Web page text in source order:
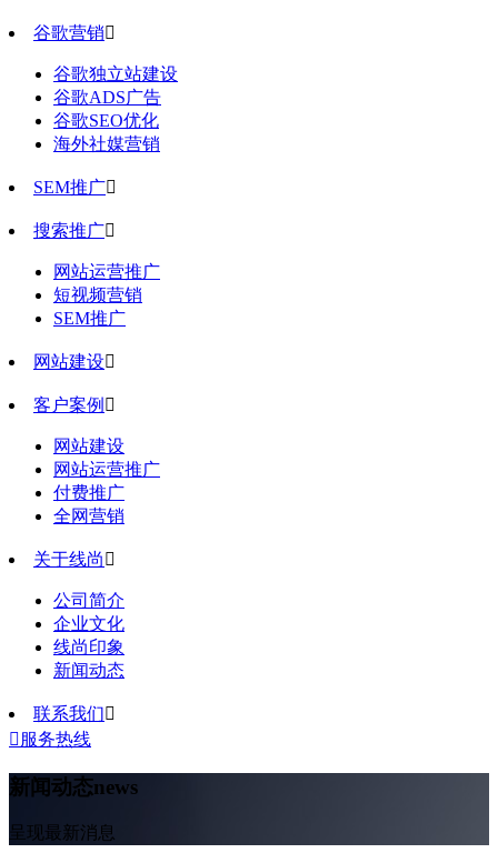
谷歌营销
谷歌独立站建设
谷歌ADS广告
谷歌SEO优化
海外社媒营销
SEM推广
搜索推广
网站运营推广
短视频营销
SEM推广
网站建设
客户案例 
网站建设
网站运营推广
付费推广
全网营销
关于线尚 
公司简介
企业文化
线尚印象
新闻动态
联系我们
 服务热线
新闻动态news
呈现最新消息